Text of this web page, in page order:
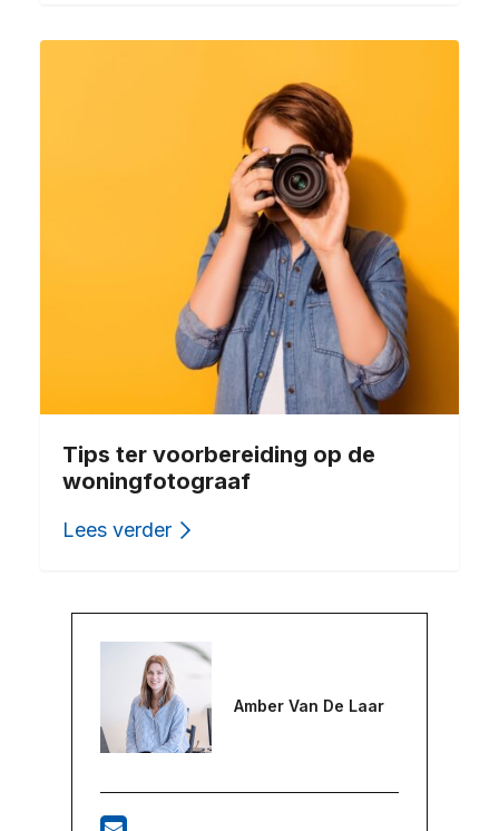
Tips ter voorbereiding op de
woningfotograaf
Lees verder
Amber Van De Laar